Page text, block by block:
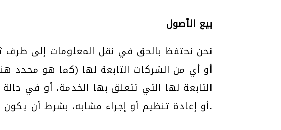
بيع الأصول
نحن نحتفظ بالحق في نقل المعلومات إلى طرف
أو أي من الشركات التابعة لها (كما هو محدد
التابعة لها التي تتعلق بها الخدمة، أو في
أو إعادة تنظيم أو إجراء مشابه، بشرط أن يكون الطرف الثالث يوافق على الالتزام بشروط سياسة الخصوصية هذه.